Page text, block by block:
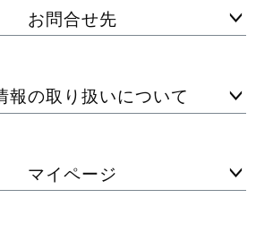
お問合せ先
報の取り扱いについて
マイページ